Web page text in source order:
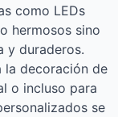
como LEDs
hermosos sino
y duraderos.
la decoración de
o incluso para
se